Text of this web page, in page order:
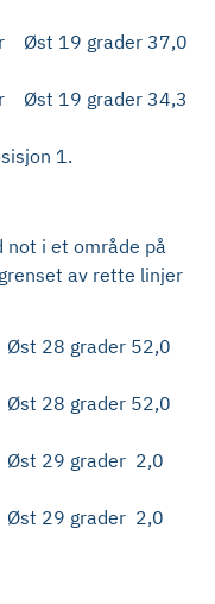
Øst 19 grader 37,0
Øst 19 grader 34,3
1.
not i et område på
av rette linjer
28 grader 52,0
28 grader 52,0
Øst 29 grader 2,0
Øst 29 grader 2,0